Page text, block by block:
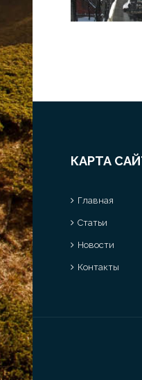
КАРТА
Главная
Статьи
Новости
Контакты